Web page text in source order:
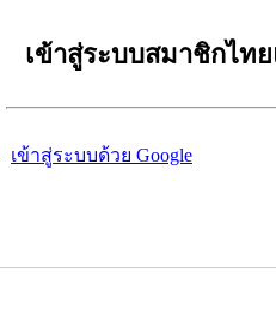
เข้าสู่ระบบสมาชิกไท
เข้าสู่ระบบด้วย Google